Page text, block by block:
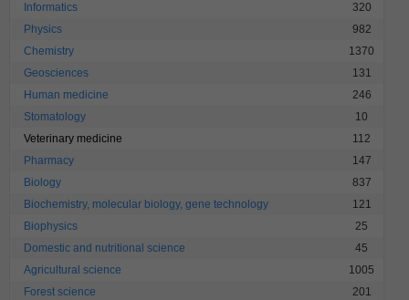
Informatics
320
Physics
982
Chemistry
1370
Geosciences
131
Human medicine
246
Stomatology
10
Veterinary medicine
112
Pharmacy
147
Biology
837
Biochemistry, molecular biology, gene technology
121
Biophysics
25
Domestic and nutritional science
45
Agricultural science
1005
Forest science
201